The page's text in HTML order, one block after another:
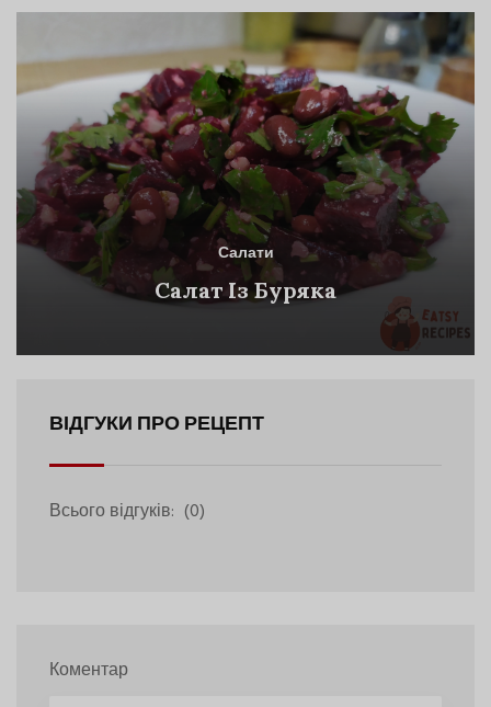
Салати
Салат Із Буряка
ВІДГУКИ ПРО РЕЦЕПТ
Всього відгуків: (0)
Коментар